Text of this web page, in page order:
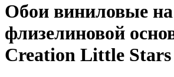
Обои виниловые на
флизелиновой
Creation Little Stars